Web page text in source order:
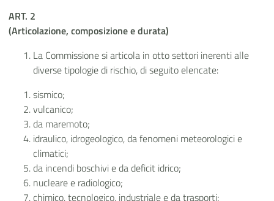
ART. 2
(Articolazione, composizione e durata)
La Commissione si articola in otto settori inerenti alle
diverse tipologie di rischio, di seguito elencate:
sismico;
vulcanico;
da maremoto;
idraulico, idrogeologico, da fenomeni meteorologici e
climatici;
da incendi boschivi e da deficit idrico;
nucleare e radiologico;
chimico, tecnologico, industriale e da trasporti;